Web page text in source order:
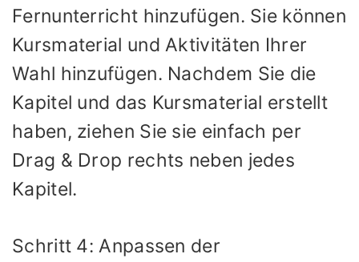
Fernunterricht hinzufügen. Sie können
Kursmaterial und Aktivitäten Ihrer
Wahl hinzufügen. Nachdem Sie die
Kapitel und das Kursmaterial erstellt
haben, ziehen Sie sie einfach per
Drag & Drop rechts neben jedes
Kapitel.
Schritt 4: Anpassen der